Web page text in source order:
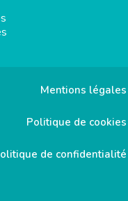
Mentions légales
Politique de cookies
de confidentialité